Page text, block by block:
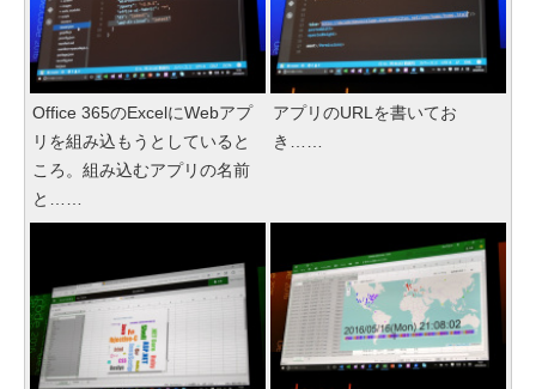
Office 365のExcelにWebアプ
リを組み込もうとしていると
ころ。組み込むアプリの名前
と……
アプリのURLを書いてお
き……